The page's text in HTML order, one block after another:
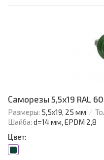
Саморезы 5,5х19 RAL
Размеры: 5,5х19, 25 мм
Шайба: d=14 мм, EPDM 2,8
Цвет: